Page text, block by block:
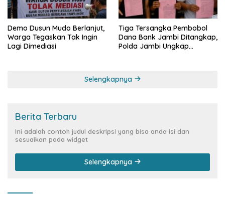
Demo Dusun Mudo Berlanjut,
Warga Tegaskan Tak Ingin
Lagi Dimediasi
Tiga Tersangka Pembobol
Dana Bank Jambi Ditangkap,
Polda Jambi Ungkap
Selengkapnya
Berita Terbaru
Ini adalah contoh judul deskripsi yang bisa anda isi dan
sesuaikan pada widget
Selengkapnya